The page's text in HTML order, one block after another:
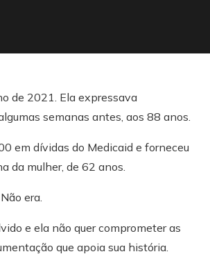
de 2021. Ela expressava
semanas antes, aos 88 anos.
em dívidas do Medicaid e forneceu
da mulher, de 62 anos.
era.
e ela não quer comprometer as
que apoia sua história.